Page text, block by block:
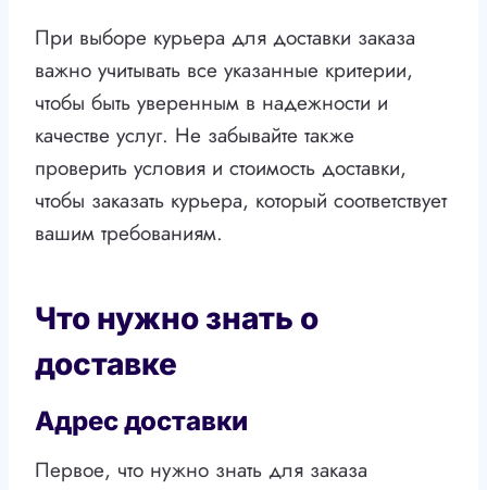
При выборе курьера для доставки заказа
важно учитывать все указанные критерии,
чтобы быть уверенным в надежности и
качестве услуг. Не забывайте также
проверить условия и стоимость доставки,
чтобы заказать курьера, который соответствует
вашим требованиям.
Что нужно знать о
доставке
Адрес доставки
Первое, что нужно знать для заказа